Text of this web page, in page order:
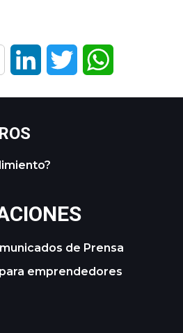
LinkedIn Twitter
de Prensa
emprendedores